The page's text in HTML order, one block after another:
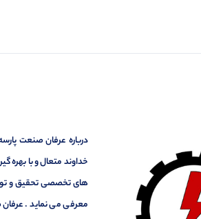
درباره عرفان صنعت
خداوند متعال و با بهره
معرفی می نماید . عرفان